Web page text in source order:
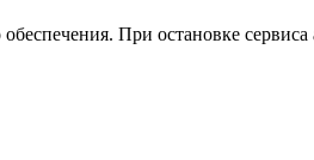
При остановке